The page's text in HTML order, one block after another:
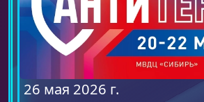
26 мая 2026 г.